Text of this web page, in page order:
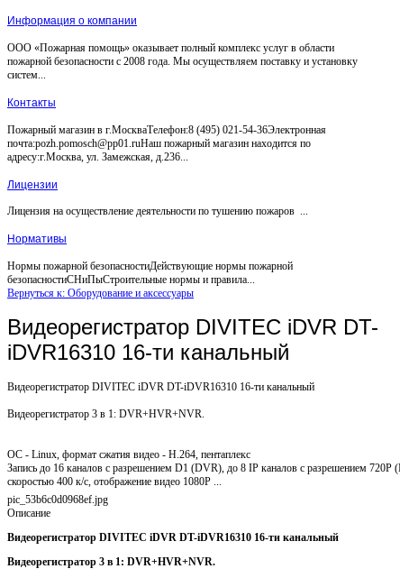
Информация о компании
ООО «Пожарная помощь» оказывает полный комплекс услуг в области
пожарной безопасности с 2008 года. Мы осуществляем поставку и установку
систем...
Контакты
Пожарный магазин в г.МоскваТелефон:8 (495) 021-54-36Электронная
почта:pozh.pomosch@pp01.ruНаш пожарный магазин находится по
адресу:г.Москва, ул. Замежская, д.236...
Лицензии
Лицензия на осуществление деятельности по тушению пожаров ...
Нормативы
Нормы пожарной безопасностиДействующие нормы пожарной
безопасностиСНиПыСтроительные нормы и правила...
Вернуться к: Оборудование и аксессуары
Видеорегистратор DIVITEC iDVR DT-
iDVR16310 16-ти канальный
Видеорегистратор DIVITEC iDVR DT-iDVR16310 16-ти канальный
Видеорегистратор 3 в 1: DVR+HVR+NVR.
ОС - Linux, формат сжатия видео - H.264, пентаплекс
Запись до 16 каналов с разрешением D1 (DVR), до 8 IP каналов с разрешением 720Р
скоростью 400 к/c, отображение видео 1080P ...
pic_53b6c0d0968ef.jpg
Описание
Видеорегистратор DIVITEC iDVR DT-iDVR16310 16-ти канальный
Видеорегистратор 3 в 1: DVR+HVR+NVR.